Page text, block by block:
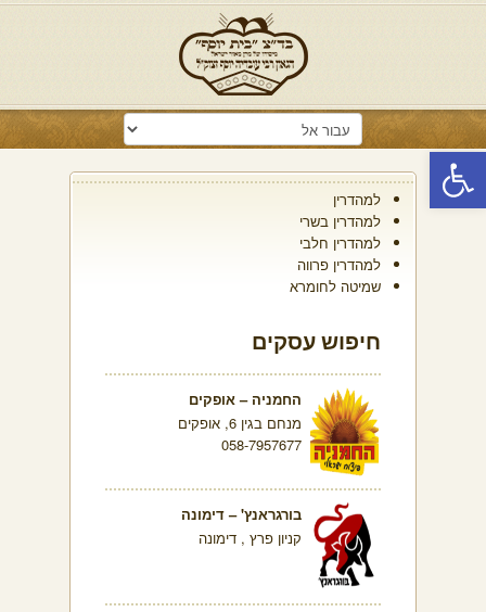
פתח סרגל נגישות
למהדרין
למהדרין בשרי
למהדרין חלבי
למהדרין פרווה
שמיטה לחומרא
חיפוש עסקים
החמניה – אופקים
מנחם בגין 6, אופקים
058-7957677
בורגראנץ' – דימונה
קניון פרץ , דימונה